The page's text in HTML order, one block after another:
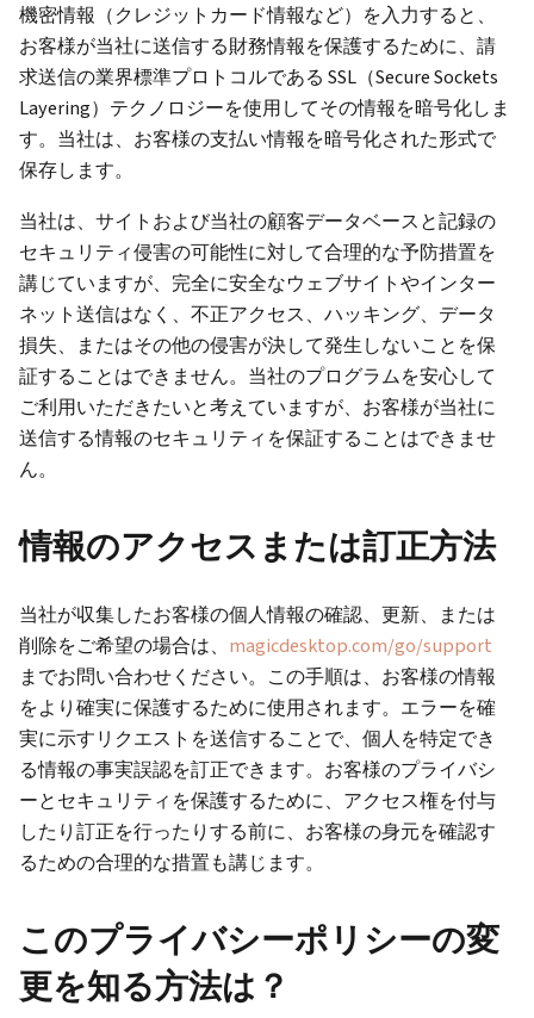
機密情報（クレジットカード情報など）を入力すると、
お客様が当社に送信する財務情報を保護するために、請
求送信の業界標準プロトコルである SSL（Secure Sockets
Layering）テクノロジーを使用してその情報を暗号化しま
す。当社は、お客様の支払い情報を暗号化された形式で
保存します。
当社は、サイトおよび当社の顧客データベースと記録の
セキュリティ侵害の可能性に対して合理的な予防措置を
講じていますが、完全に安全なウェブサイトやインター
ネット送信はなく、不正アクセス、ハッキング、データ
損失、またはその他の侵害が決して発生しないことを保
証することはできません。当社のプログラムを安心して
ご利用いただきたいと考えていますが、お客様が当社に
送信する情報のセキュリティを保証することはできませ
ん。
情報のアクセスまたは訂正方法
当社が収集したお客様の個人情報の確認、更新、または
削除をご希望の場合は、 magicdesktop.com/go/support
までお問い合わせください。この手順は、お客様の情報
をより確実に保護するために使用されます。エラーを確
実に示すリクエストを送信することで、個人を特定でき
る情報の事実誤認を訂正できます。お客様のプライバシ
ーとセキュリティを保護するために、アクセス権を付与
したり訂正を行ったりする前に、お客様の身元を確認す
るための合理的な措置も講じます。
このプライバシーポリシーの変
更を知る方法は？